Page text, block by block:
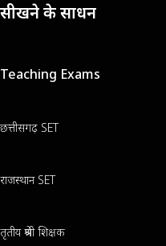
सीखने के साधन
Teaching Exams
छत्तीसगढ़ SET
राजस्थान SET
तृतीय श्रेणी शिक्षक